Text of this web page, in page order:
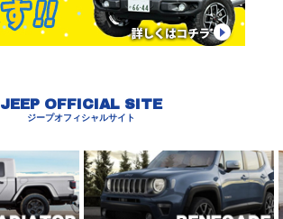
JEEP OFFICIAL SITE
ジープオフィシャルサイト